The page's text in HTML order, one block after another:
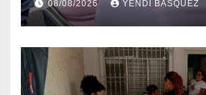
epidemiológica
08/08/2026 YENDI BASQUEZ